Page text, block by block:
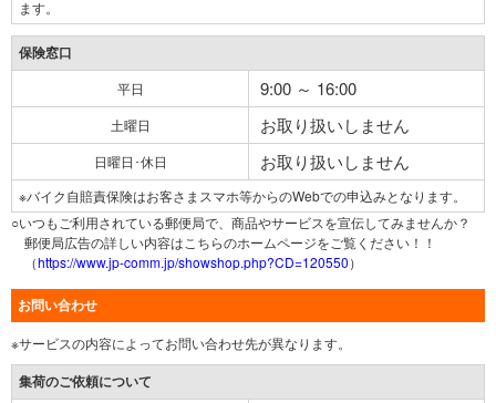
ます。
保険窓口
平日 9:00 ～ 16:00
土曜日 お取り扱いしません
日曜日･休日 お取り扱いしません
※バイク自賠責保険はお客さまスマホ等からのWebでの申込みとなります。
○いつもご利用されている郵便局で、商品やサービスを宣伝してみませんか？
郵便局広告の詳しい内容はこちらのホームページをご覧ください！！
（https://www.jp-comm.jp/showshop.php?CD=120550）
お問い合わせ
※サービスの内容によってお問い合わせ先が異なります。
集荷のご依頼について